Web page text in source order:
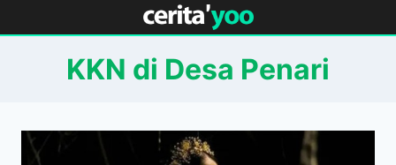
to
KKN di Desa Penari